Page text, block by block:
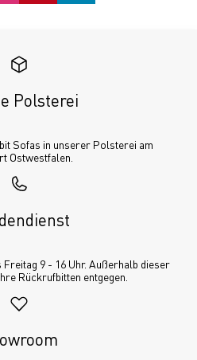
Polsterei
Sofas in unserer Polsterei am
Ostwestfalen.
9 - 16 Uhr. Außerhalb dieser
Rückrufbitten entgegen.